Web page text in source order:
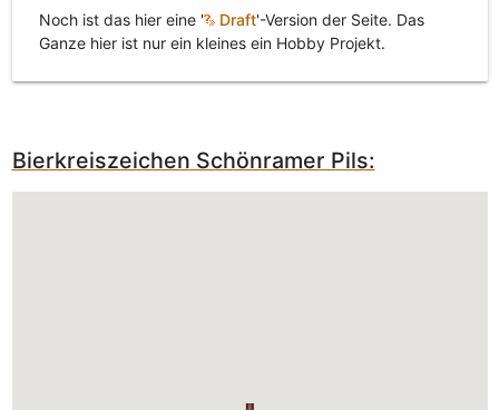
Noch ist das hier eine ' Draft'-Version der Seite. Das
Ganze hier ist nur ein kleines ein Hobby Projekt.
Bierkreiszeichen Schönramer Pils: